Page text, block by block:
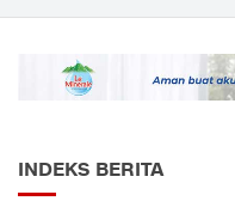
JMD dan JMF
INDEKS BERITA